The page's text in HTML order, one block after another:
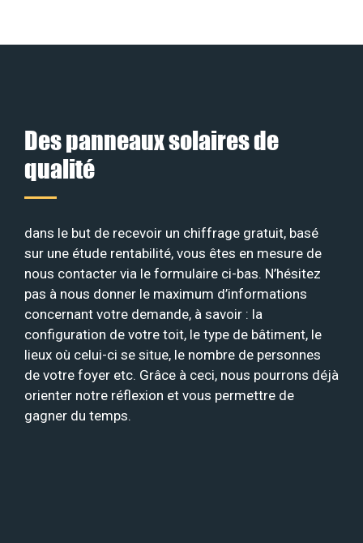
Des panneaux solaires de
qualité
dans le but de recevoir un chiffrage gratuit, basé
sur une étude rentabilité, vous êtes en mesure de
nous contacter via le formulaire ci-bas. N’hésitez
pas à nous donner le maximum d’informations
concernant votre demande, à savoir : la
configuration de votre toit, le type de bâtiment, le
lieux où celui-ci se situe, le nombre de personnes
de votre foyer etc. Grâce à ceci, nous pourrons déjà
orienter notre réflexion et vous permettre de
gagner du temps.